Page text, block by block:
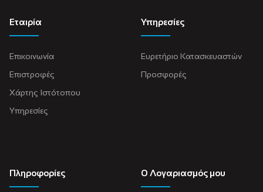
Εταιρία
Επικοινωνία
Επιστροφές
Χάρτης Ιστότοπου
Υπηρεσίες
Υπηρεσίες
Ευρετήριο Κατασκευαστών
Προσφορές
Πληροφορίες Ο Λογαριασμός μου